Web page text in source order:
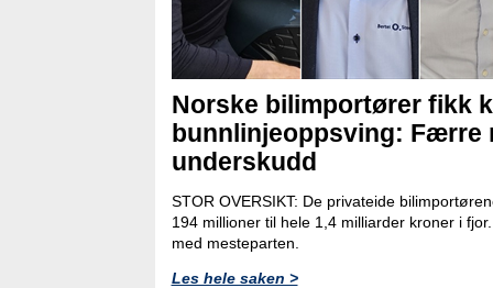
Norske bilimportører fikk
bunnlinjeoppsving: Færre
underskudd
STOR OVERSIKT: De privateide
194 millioner til hele 1,4 milliarder kroner i
med mesteparten.
Les hele saken >